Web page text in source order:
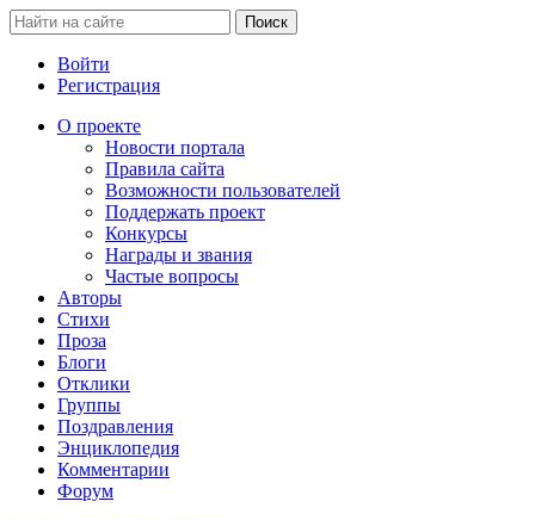
Войти
Регистрация
О проекте
Новости портала
Правила сайта
Возможности пользователей
Поддержать проект
Конкурсы
Награды и звания
Частые вопросы
Авторы
Стихи
Проза
Блоги
Отклики
Группы
Поздравления
Энциклопедия
Комментарии
Форум